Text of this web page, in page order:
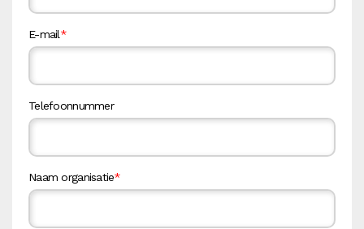
E-mail*
Telefoonnummer
Naam organisatie*